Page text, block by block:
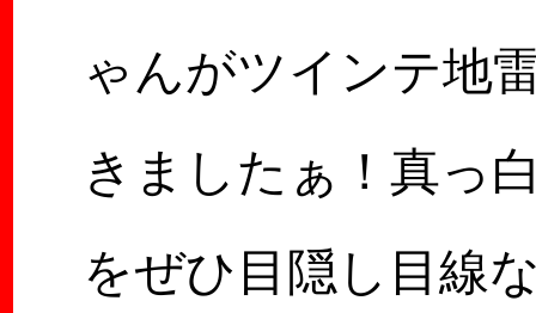
ゃんがツインテ地
きましたぁ！真っ
をぜひ目隠し目線